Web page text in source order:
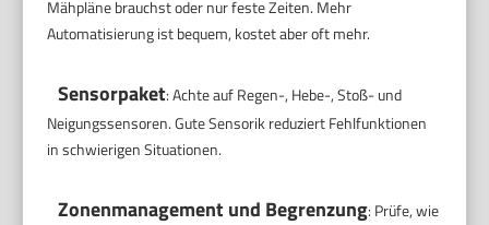
Mähpläne brauchst oder nur feste Zeiten. Mehr
Automatisierung ist bequem, kostet aber oft mehr.
Sensorpaket: Achte auf Regen-, Hebe-, Stoß- und
Neigungssensoren. Gute Sensorik reduziert Fehlfunktionen
in schwierigen Situationen.
Zonenmanagement und Begrenzung: Prüfe, wie